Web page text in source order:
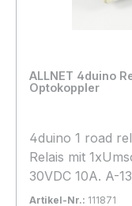
ALLNET 4duino
Optokoppler
4duino 1 road
Relais mit 1xUmschalter max.
30VDC 10A. A-
Artikel-Nr.: 111871